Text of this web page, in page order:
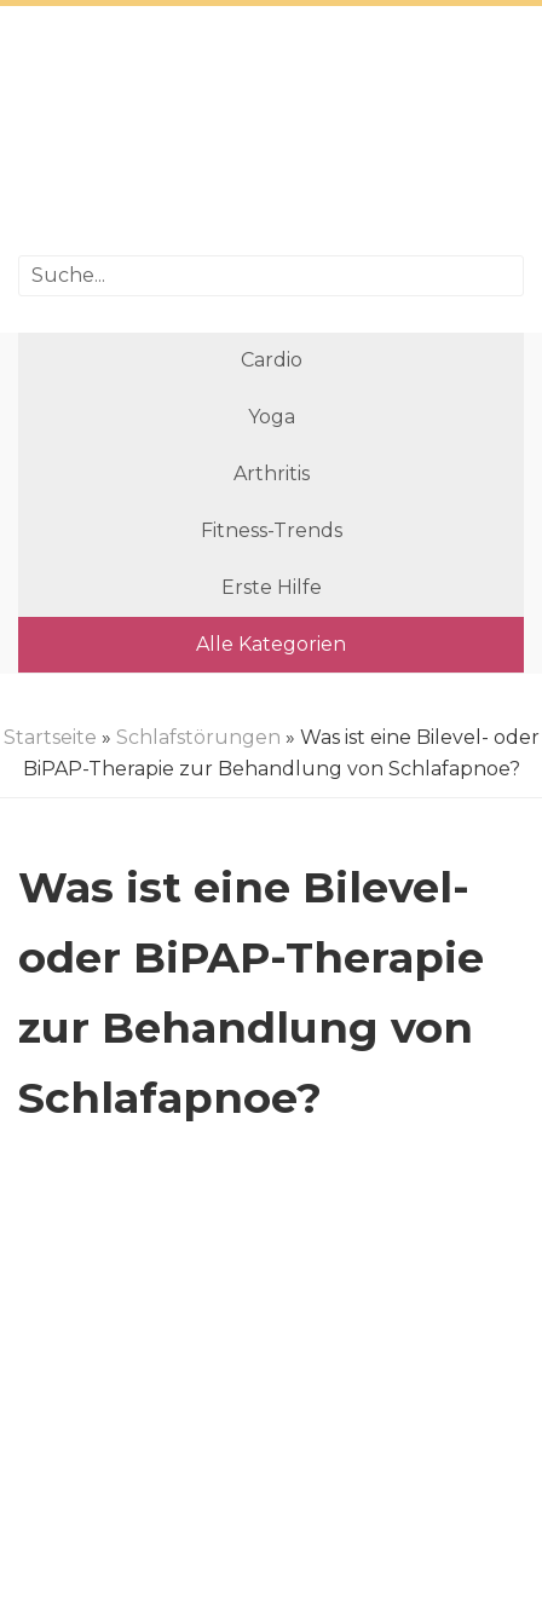
Cardio
Yoga
Arthritis
Fitness-Trends
Erste Hilfe
Alle Kategorien
Startseite » Schlafstörungen » Was ist eine Bilevel- oder
BiPAP-Therapie zur Behandlung von Schlafapnoe?
Was ist eine Bilevel-
oder BiPAP-Therapie
zur Behandlung von
Schlafapnoe?